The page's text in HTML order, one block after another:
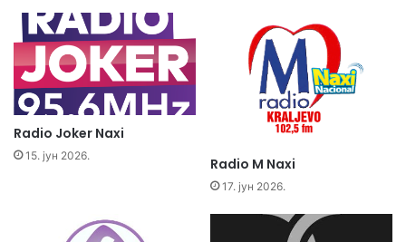
Radio Joker Naxi
15. јун 2026. Radio M Naxi
17. јун 2026.